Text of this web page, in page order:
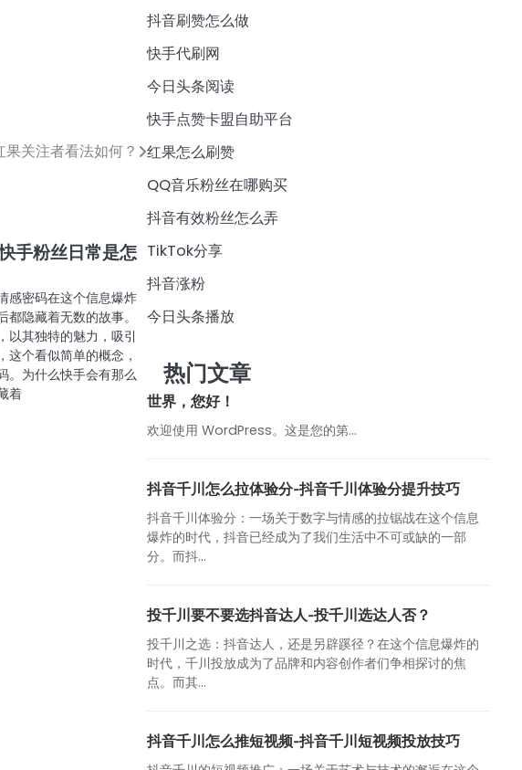
关注者看法如何？
手粉丝日常是怎
感密码在这个信息爆炸
隐藏着无数的故事。
以其独特的魅力，吸引
这个看似简单的概念，
。为什么快手会有那么
着
抖音刷赞怎么做
快手代刷网
今日头条阅读
快手点赞卡盟自助平台
红果怎么刷赞
QQ音乐粉丝在哪购买
抖音有效粉丝怎么弄
TikTok分享
抖音涨粉
今日头条播放
热门文章
世界，您好！
欢迎使用 WordPress。这是您的第…
抖音千川怎么拉体验分-抖音千川体验分提升技巧
抖音千川体验分：一场关于数字与情感的拉锯战在这个信息
爆炸的时代，抖音已经成为了我们生活中不可或缺的一部
分。而抖...
投千川要不要选抖音达人-投千川选达人否？
投千川之选：抖音达人，还是另辟蹊径？在这个信息爆炸的
时代，千川投放成为了品牌和内容创作者们争相探讨的焦
点。而其...
抖音千川怎么推短视频-抖音千川短视频投放技巧